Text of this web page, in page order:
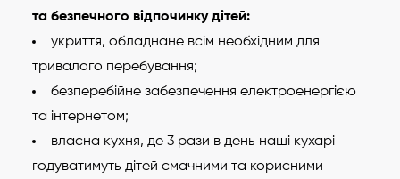
та безпечного відпочинку дітей:
укриття, обладнане всім необхідним для
тривалого перебування;
безперебійне забезпечення електроенергією
та інтернетом;
власна кухня, де 3 рази в день наші кухарі
годуватимуть дітей смачними та корисними